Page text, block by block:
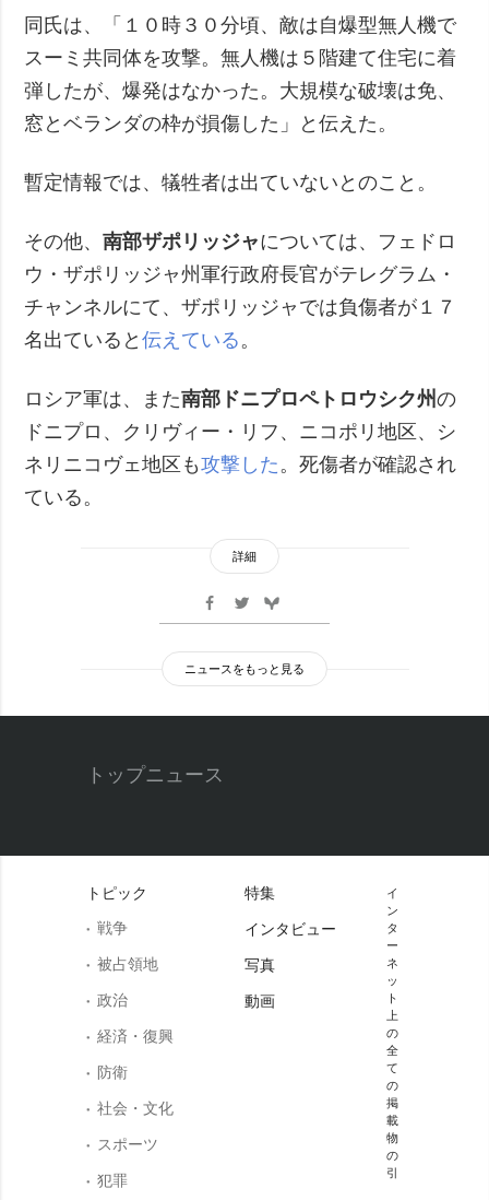
同氏は、「１０時３０分頃、敵は自爆型無人機で
スーミ共同体を攻撃。無人機は５階建て住宅に着
弾したが、爆発はなかった。大規模な破壊は免、
窓とベランダの枠が損傷した」と伝えた。
暫定情報では、犠牲者は出ていないとのこと。
その他、南部ザポリッジャについては、フェドロ
ウ・ザポリッジャ州軍行政府長官がテレグラム・
チャンネルにて、ザポリッジャでは負傷者が１７
名出ていると伝えている。
ロシア軍は、また南部ドニプロペトロウシク州の
ドニプロ、クリヴィー・リフ、ニコポリ地区、シ
ネリニコヴェ地区も攻撃した。死傷者が確認され
ている。
詳細
ニュースをもっと見る
トップニュース
トピック
戦争
被占領地
政治
経済・復興
防衛
社会・文化
スポーツ
犯罪
特集
インタビュー
写真
動画
イ
ン
タ
ー
ネ
ッ
ト
上
の
全
て
の
掲
載
物
の
引